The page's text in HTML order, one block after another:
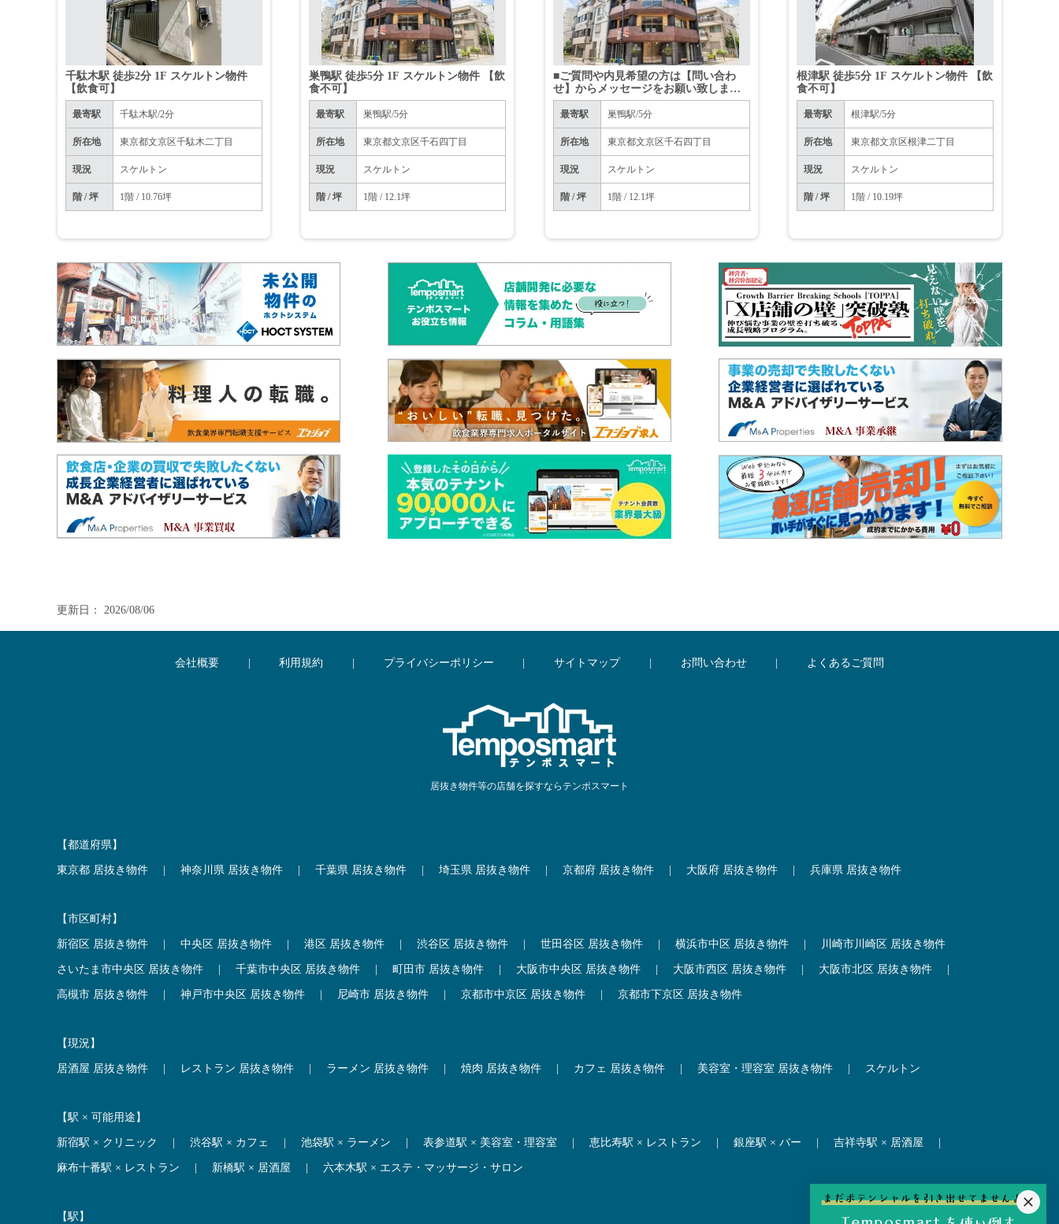
千駄木駅 徒歩2分 1F スケルトン物件
【飲食可】
最寄駅 千駄木駅/2分
所在地 東京都文京区千駄木二丁目
現況 スケルトン
階 / 坪 1階 / 10.76坪
巣鴨駅 徒歩5分 1F スケルトン物件 【飲
食不可】
最寄駅 巣鴨駅/5分
所在地 東京都文京区千石四丁目
現況 スケルトン
階 / 坪 1階 / 12.1坪
■ご質問や内見希望の方は【問い合わ
せ】からメッセージをお願い致します
■※お電話はお控えください。
最寄駅 巣鴨駅/5分
所在地 東京都文京区千石四丁目
現況 スケルトン
階 / 坪 1階 / 12.1坪
根津駅 徒歩5分 1F スケルトン物件 【飲
食不可】
最寄駅 根津駅/5分
所在地 東京都文京区根津二丁目
現況 スケルトン
階 / 坪 1階 / 10.19坪
更新日： 2026/08/06
会社概要 利用規約 プライバシーポリシー サイトマップ お問い合わせ よくあるご質問
居抜き物件等の店舗を探すならテンポスマート
【都道府県】
東京都 居抜き物件 神奈川県 居抜き物件 千葉県 居抜き物件 埼玉県 居抜き物件 京都府 居抜き物件 大阪府 居抜き物件 兵庫県 居抜き物件
【市区町村】
新宿区 居抜き物件 中央区 居抜き物件 港区 居抜き物件 渋谷区 居抜き物件 世田谷区 居抜き物件 横浜市中区 居抜き物件 川崎市川崎区 居抜き物件
さいたま市中央区 居抜き物件 千葉市中央区 居抜き物件 町田市 居抜き物件 大阪市中央区 居抜き物件 大阪市西区 居抜き物件 大阪市北区 居抜き物件
高槻市 居抜き物件 神戸市中央区 居抜き物件 尼崎市 居抜き物件 京都市中京区 居抜き物件 京都市下京区 居抜き物件
【現況】
居酒屋 居抜き物件 レストラン 居抜き物件 ラーメン 居抜き物件 焼肉 居抜き物件 カフェ 居抜き物件 美容室・理容室 居抜き物件 スケルトン
【駅 × 可能用途】
新宿駅 × クリニック 渋谷駅 × カフェ 池袋駅 × ラーメン 表参道駅 × 美容室・理容室 恵比寿駅 × レストラン 銀座駅 × バー 吉祥寺駅 × 居酒屋
麻布十番駅 × レストラン 新橋駅 × 居酒屋 六本木駅 × エステ・マッサージ・サロン
【駅】